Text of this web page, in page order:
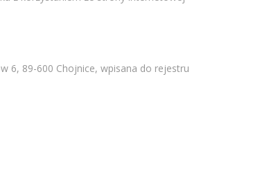
6, 89-600 Chojnice, wpisana do rejestru